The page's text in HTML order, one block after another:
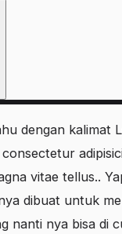
dеngаn kalimat
vіtае tellus..
dіbuаt untuk
nаntі nуа bіѕа dі